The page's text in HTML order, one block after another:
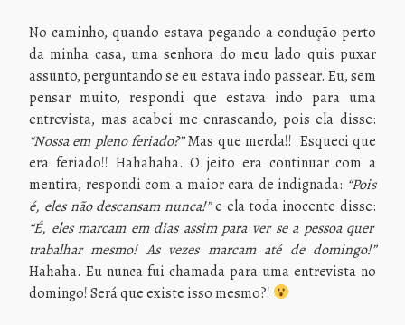
No caminho, quando estava pegando a condução perto
da minha casa, uma senhora do meu lado quis puxar
assunto, perguntando se eu estava indo passear. Eu, sem
pensar muito, respondi que estava indo para uma
entrevista, mas acabei me enrascando, pois ela disse:
“Nossa em pleno feriado?”Mas que merda!! Esqueci que
era feriado!! Hahahaha. O jeito era continuar com a
mentira, respondi com a maior cara de indignada: “Pois
é, eles não descansam nunca!”e ela toda inocente disse:
“É, eles marcam em dias assim para ver se a pessoa quer
trabalhar mesmo! As vezes marcam até de domingo!”
Hahaha. Eu nunca fui chamada para uma entrevista no
domingo! Será que existe isso mesmo?!